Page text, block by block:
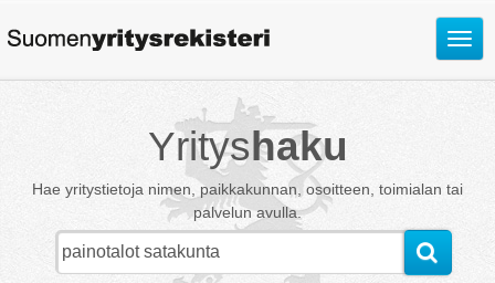
Avaa
Yrityshaku
Hae yritystietoja nimen, paikkakunnan, osoitteen, toimialan tai
palvelun avulla.